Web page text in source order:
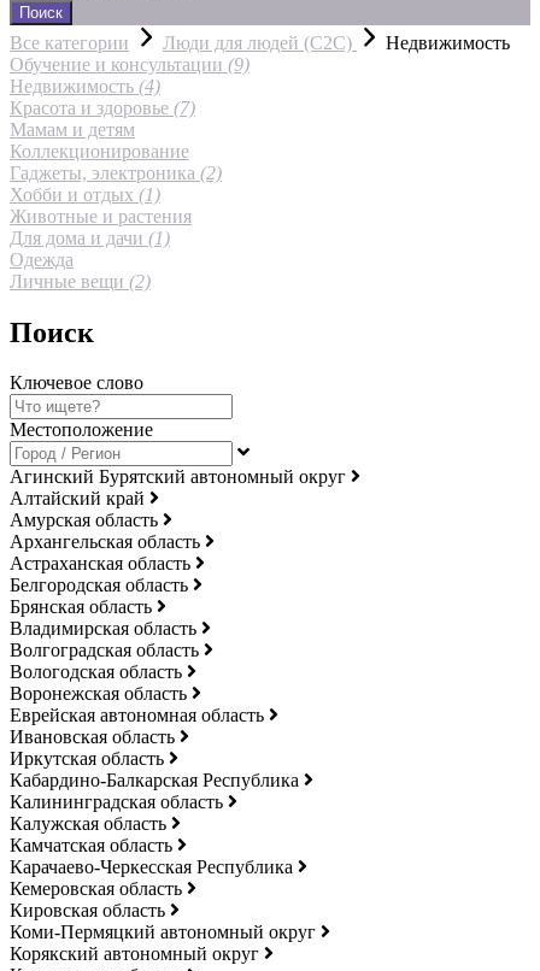
Поиск
Все категории Люди для людей (С2С)
Недвижимость
Обучение и консультации (9)
Недвижимость (4)
Красота и здоровье (7)
Мамам и детям
Коллекционирование
Гаджеты, электроника (2)
Хобби и отдых (1)
Животные и растения
Для дома и дачи (1)
Одежда
Личные вещи (2)
Поиск
Ключевое слово
Местоположение
Агинский Бурятский автономный округ
Алтайский край
Амурская область
Архангельская область
Астраханская область
Белгородская область
Брянская область
Владимирская область
Волгоградская область
Вологодская область
Воронежская область
Еврейская автономная область
Ивановская область
Иркутская область
Кабардино-Балкарская Республика
Калининградская область
Калужская область
Камчатская область
Карачаево-Черкесская Республика
Кемеровская область
Кировская область
Коми-Пермяцкий автономный округ
Корякский автономный округ